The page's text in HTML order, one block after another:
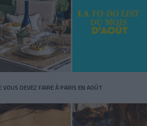
VOUS DEVEZ FAIRE À PARIS EN AOÛT